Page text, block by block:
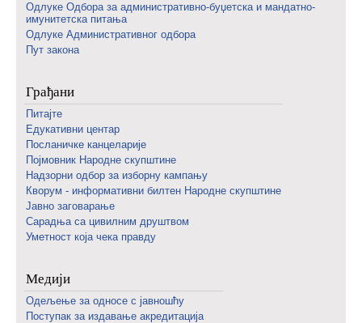
Одлуке Одбора за административно-буџетска и мандатно-
имунитетска питања
Одлуке Административног одбора
Пут закона
Грађани
Питајте
Едукативни центар
Посланичке канцеларије
Појмовник Народне скупштине
Надзорни одбор за изборну кампању
Кворум - информативни билтен Народне скупштине
Јавно заговарање
Сарадња са цивилним друштвом
Уметност која чека правду
Медији
Одељење за односе с јавношћу
Поступак за издавање акредитација